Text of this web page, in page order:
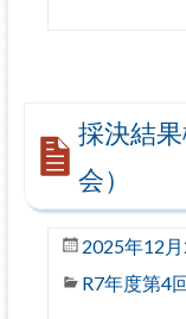
採決結
会）
2025年12
R7年度第4